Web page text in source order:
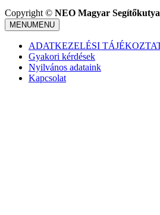
Copyright © NEO Magyar
MENUMENU
ADATKEZELÉSI
Gyakori kérdések
Nyilvános adataink
Kapcsolat